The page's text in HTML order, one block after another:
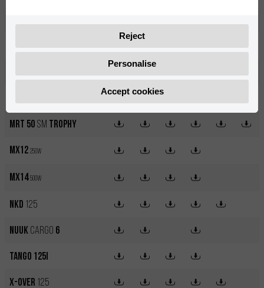
MRT 50Pro
MRT 50 SM Trophy
MX12 250W
MX14500W
NKD 125
Nuuk Cargo 6
Tango 125i
X-OVER 125
Reject
Personalise
Accept cookies